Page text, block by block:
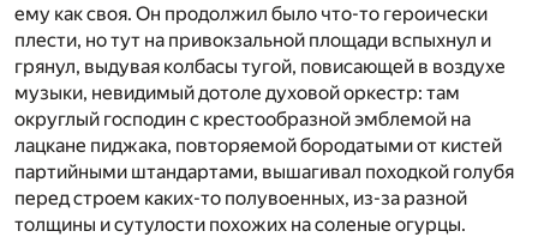
ему как своя. Он продолжил было что-то героически
плести, но тут на привокзальной площади вспыхнул и
грянул, выдувая колбасы тугой, повисающей в воздухе
музыки, невидимый дотоле духовой оркестр: там
округлый господин с крестообразной эмблемой на
лацкане пиджака, повторяемой бородатыми от кистей
партийными штандартами, вышагивал походкой голубя
перед строем каких-то полувоенных, из-за разной
толщины и сутулости похожих на соленые огурцы.